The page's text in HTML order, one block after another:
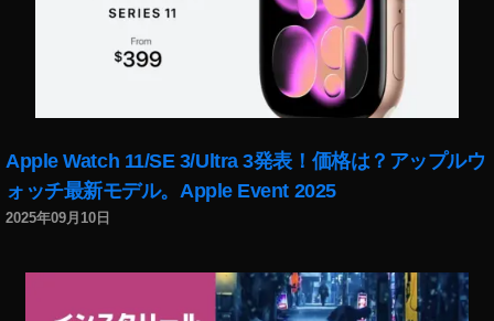
Apple Watch 11/SE 3/Ultra 3発表！価格は？アップルウ
ォッチ最新モデル。Apple Event 2025
2025年09月10日